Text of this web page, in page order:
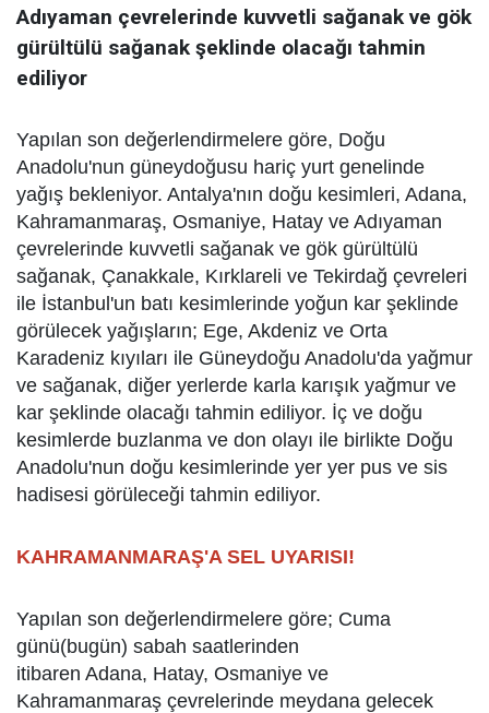
Adıyaman çevrelerinde kuvvetli sağanak ve gök
gürültülü sağanak şeklinde olacağı tahmin
ediliyor
Yapılan son değerlendirmelere göre, Doğu
Anadolu'nun güneydoğusu hariç yurt genelinde
yağış bekleniyor. Antalya'nın doğu kesimleri, Adana,
Kahramanmaraş, Osmaniye, Hatay ve Adıyaman
çevrelerinde kuvvetli sağanak ve gök gürültülü
sağanak, Çanakkale, Kırklareli ve Tekirdağ çevreleri
ile İstanbul'un batı kesimlerinde yoğun kar şeklinde
görülecek yağışların; Ege, Akdeniz ve Orta
Karadeniz kıyıları ile Güneydoğu Anadolu'da yağmur
ve sağanak, diğer yerlerde karla karışık yağmur ve
kar şeklinde olacağı tahmin ediliyor. İç ve doğu
kesimlerde buzlanma ve don olayı ile birlikte Doğu
Anadolu'nun doğu kesimlerinde yer yer pus ve sis
hadisesi görüleceği tahmin ediliyor.
KAHRAMANMARAŞ'A SEL UYARISI!
Yapılan son değerlendirmelere göre; Cuma
günü(bugün) sabah saatlerinden
itibaren Adana, Hatay, Osmaniye ve
Kahramanmaraş çevrelerinde meydana gelecek